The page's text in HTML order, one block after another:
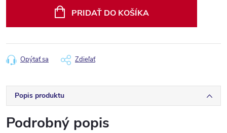
PRIDAŤ DO KOŠÍKA
Opýtať sa Zdieľať
Popis produktu
Podrobný popis